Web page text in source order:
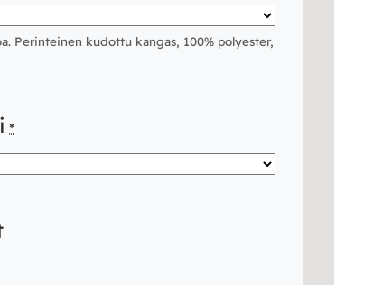
Perinteinen kudottu kangas, 100% polyester,
*